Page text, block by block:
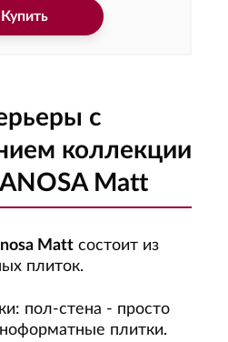
Купить
с
коллекции
Matt
Matt состоит из
плиток.
пол-стена - просто
плитки.